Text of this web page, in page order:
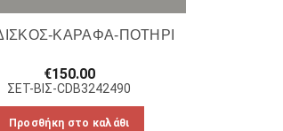
ΚΑΡΑΦΑ-ΠΟΤΗΡΙ
€150.00
ΣΕΤ-ΒΙΣ-CDB3242490
Προσθήκη στο καλάθι